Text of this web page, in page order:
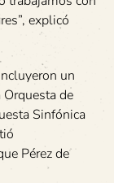
explicó
un
de
Sinfónica
Pérez de